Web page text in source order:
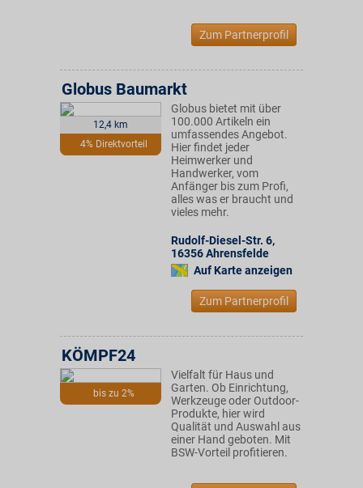
Zum Partnerprofil
12,4 km
4% Direktvorteil
Globus Baumarkt
Globus bietet mit über
100.000 Artikeln ein
umfassendes Angebot.
Hier findet jeder
Heimwerker und
Handwerker, vom
Anfänger bis zum Profi,
alles was er braucht und
vieles mehr.
Rudolf-Diesel-Str. 6,
16356Ahrensfelde
Auf Karte anzeigen
Zum Partnerprofil
bis zu 2%
KÖMPF24
Vielfalt für Haus und
Garten. Ob Einrichtung,
Werkzeuge oder Outdoor-
Produkte, hier wird
Qualität und Auswahl aus
einer Hand geboten. Mit
BSW-Vorteil profitieren.